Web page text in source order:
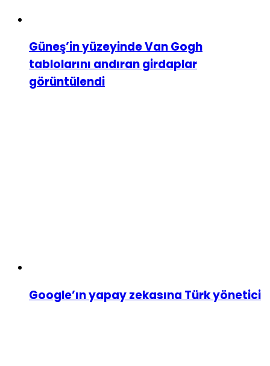
Güneş’in yüzeyinde Van Gogh
tablolarını andıran girdaplar
görüntülendi
Google’ın yapay zekasına Türk yönetici